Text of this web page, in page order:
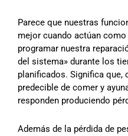
Parece que nuestras
mejor cuando actúan
programar nuestra
del sistema» durante los
planificados. Significa que,
predecible de comer y
responden produciendo
Además de la pérdida de